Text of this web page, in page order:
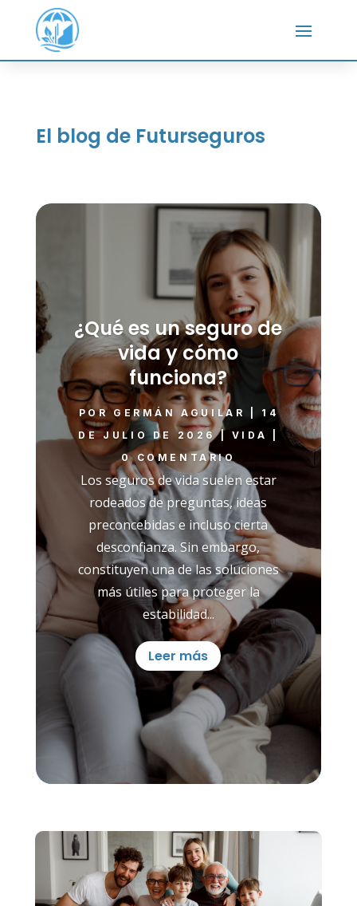
El blog de Futurseguros
¿Qué es un seguro de
vida y cómo
funciona?
PORGERMÁN AGUILAR
14
DE JULIO DE 2026| VIDA
0 COMENTARIO
Los seguros de vida suelen estar
rodeados de preguntas, ideas
preconcebidas e incluso cierta
desconfianza. Sin embargo,
constituyen una de las soluciones
más útiles para proteger la
estabilidad...
Leer más